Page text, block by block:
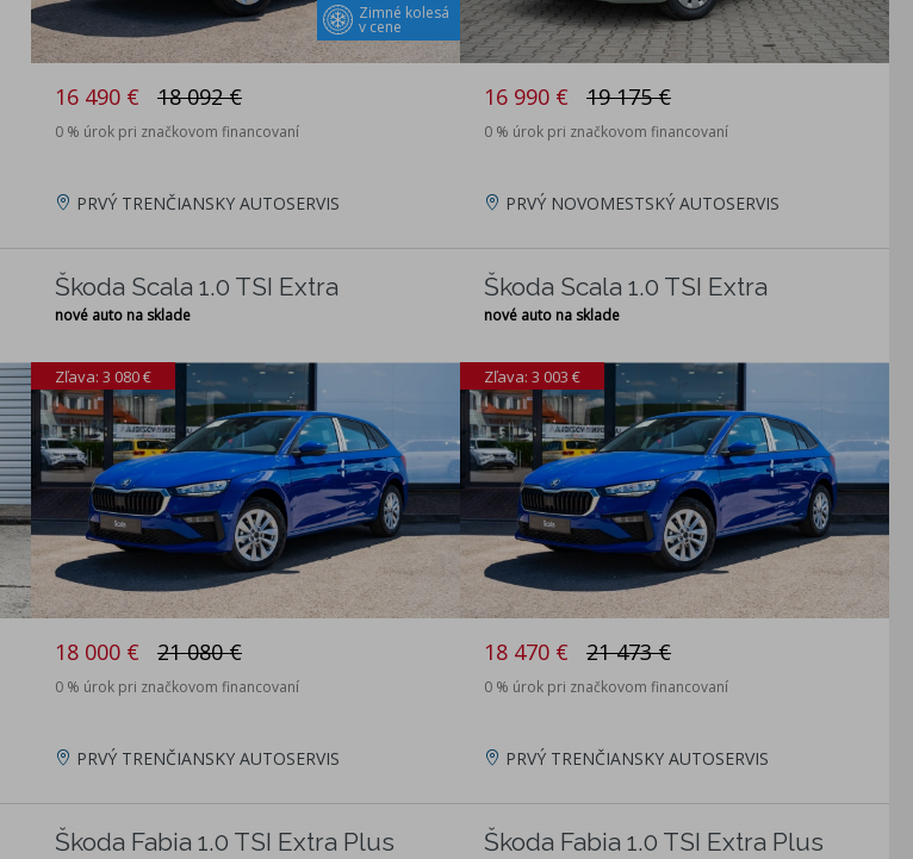
Zimné kolesá
v cene
16 490 € 18 092 €
0 % úrok pri značkovom financovaní
PRVÝ TRENČIANSKY AUTOSERVIS
16 990 € 19 175 €
0 % úrok pri značkovom financovaní
PRVÝ NOVOMESTSKÝ AUTOSERVIS
Škoda Scala 1.0 TSI Extra
nové auto na sklade
Zľava: 3 080 €
18 000 € 21 080 €
0 % úrok pri značkovom financovaní
PRVÝ TRENČIANSKY AUTOSERVIS
Škoda Scala 1.0 TSI Extra
nové auto na sklade
Zľava: 3 003 €
18 470 € 21 473 €
0 % úrok pri značkovom financovaní
PRVÝ TRENČIANSKY AUTOSERVIS
Škoda Fabia 1.0 TSI Extra Plus Škoda Fabia 1.0 TSI Extra Plus